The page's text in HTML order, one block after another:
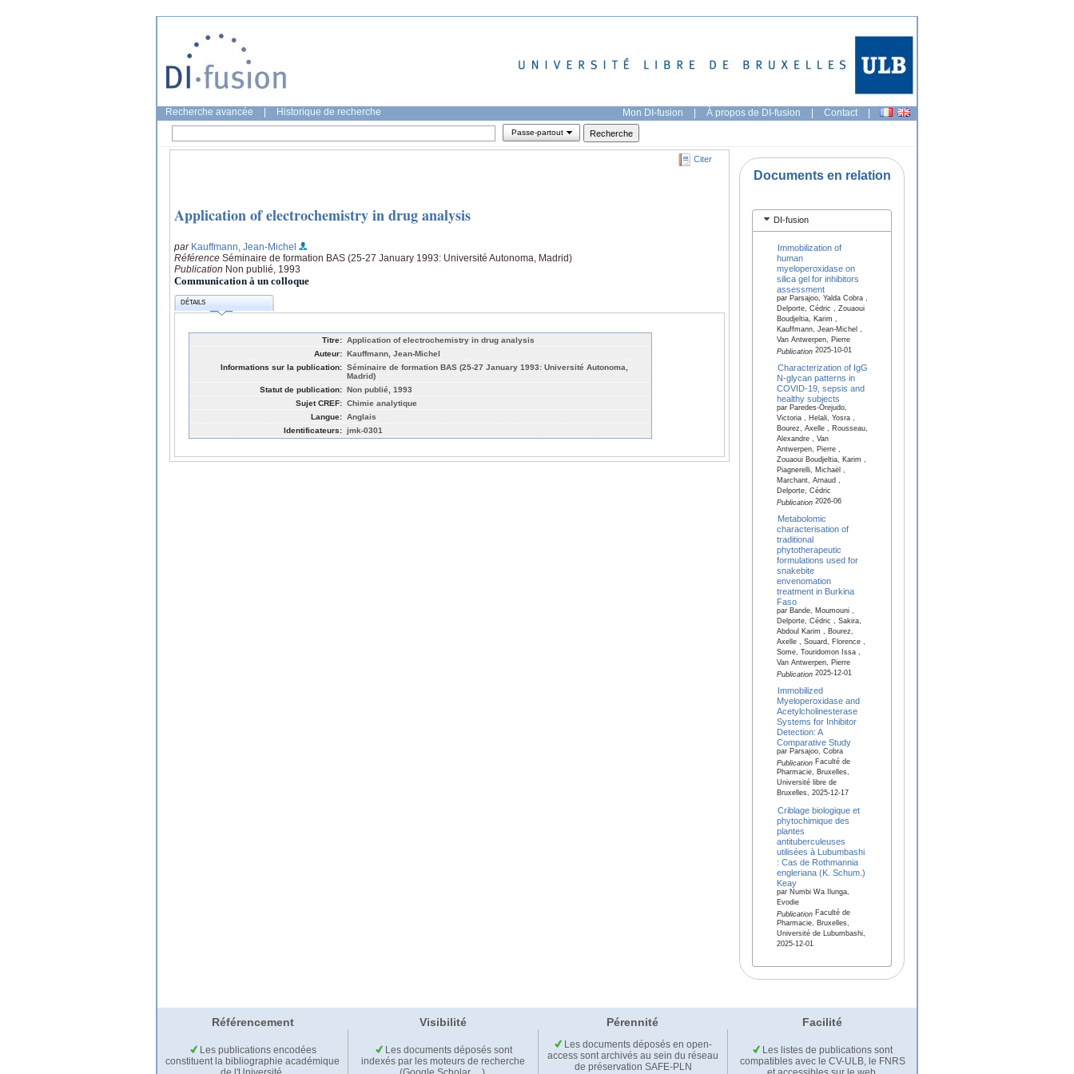
Recherche avancée Historique de recherche Mon DI-fusion | À propos de DI-fusion | Contact |
Passe-partout
Citer
Application of electrochemistry in drug analysis
par Kauffmann, Jean-Michel
Référence Séminaire de formation BAS (25-27 January 1993: Université Autonoma, Madrid)
Publication Non publié, 1993
Communication à un colloque
DÉTAILS
Titre: Application of electrochemistry in drug analysis
Auteur: Kauffmann, Jean-Michel
Informations sur la publication: Séminaire de formation BAS (25-27 January 1993: Université Autonoma,
Madrid)
Statut de publication: Non publié, 1993
Sujet CREF: Chimie analytique
Langue: Anglais
Identificateurs: jmk-0301
Documents en relation
DI-fusion
Immobilization of
human
myeloperoxidase on
silica gel for inhibitors
assessment
par Parsajoo, Yalda Cobra ,
Delporte, Cédric , Zouaoui
Boudjeltia, Karim ,
Kauffmann, Jean-Michel ,
Van Antwerpen, Pierre
Publication2025-10-01
Characterization of IgG
N-glycan patterns in
COVID-19, sepsis and
healthy subjects
par Paredes-Orejudo,
Victoria , Helali, Yosra ,
Bourez, Axelle , Rousseau,
Alexandre , Van
Antwerpen, Pierre ,
Zouaoui Boudjeltia, Karim ,
Piagnerelli, Michaël ,
Marchant, Arnaud ,
Delporte, Cédric
Publication2026-06
Metabolomic
characterisation of
traditional
phytotherapeutic
formulations used for
snakebite
envenomation
treatment in Burkina
Faso
par Bande, Moumouni ,
Delporte, Cédric , Sakira,
Abdoul Karim , Bourez,
Axelle , Souard, Florence ,
Some, Touridomon Issa ,
Van Antwerpen, Pierre
Publication2025-12-01
Immobilized
Myeloperoxidase and
Acetylcholinesterase
Systems for Inhibitor
Detection: A
Comparative Study
par Parsajoo, Cobra
PublicationFaculté de
Pharmacie, Bruxelles,
Université libre de
Bruxelles, 2025-12-17
Criblage biologique et
phytochimique des
plantes
antituberculeuses
utilisées à Lubumbashi
: Cas de Rothmannia
engleriana (K. Schum.)
Keay
par Numbi Wa Ilunga,
Evodie
PublicationFaculté de
Pharmacie, Bruxelles,
Université de Lubumbashi,
2025-12-01
Référencement Visibilité Pérennité Facilité
Les publications encodées
constituent la bibliographie académique
Les documents déposés sont
indexés par les moteurs de recherche
Les documents déposés en open-
access sont archivés au sein du réseau
de préservation SAFE-PLN
Les listes de publications sont
compatibles avec le CV-ULB, le FNRS